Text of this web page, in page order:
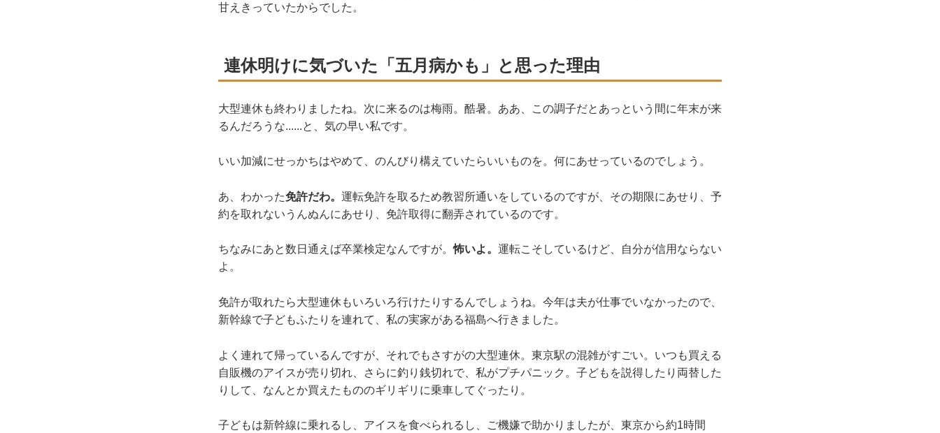
甘えきっていたからでした。
連休明けに気づいた「五月病かも」と思った理由
大型連休も終わりましたね。次に来るのは梅雨。酷暑。ああ、この調子だとあっという間に年末が来
るんだろうな......と、気の早い私です。
いい加減にせっかちはやめて、のんびり構えていたらいいものを。何にあせっているのでしょう。
あ、わかった免許だわ。 運転免許を取るため教習所通いをしているのですが、その期限にあせり、予
約を取れないうんぬんにあせり、免許取得に翻弄されているのです。
ちなみにあと数日通えば卒業検定なんですが。怖いよ。 運転こそしているけど、自分が信用ならない
よ。
免許が取れたら大型連休もいろいろ行けたりするんでしょうね。今年は夫が仕事でいなかったので、
新幹線で子どもふたりを連れて、私の実家がある福島へ行きました。
よく連れて帰っているんですが、それでもさすがの大型連休。東京駅の混雑がすごい。いつも買える
自販機のアイスが売り切れ、さらに釣り銭切れで、私がプチパニック。子どもを説得したり両替した
りして、なんとか買えたもののギリギリに乗車してぐったり。
子どもは新幹線に乗れるし、アイスを食べられるし、ご機嫌で助かりましたが、東京から約1時間